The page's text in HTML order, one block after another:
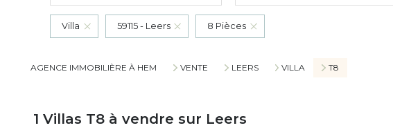
Villa 59115 - Leers 8 Pièces
AGENCE IMMOBILIÈRE À HEM VENTE LEERS VILLA T8
1 Villas T8 à vendre sur Leers